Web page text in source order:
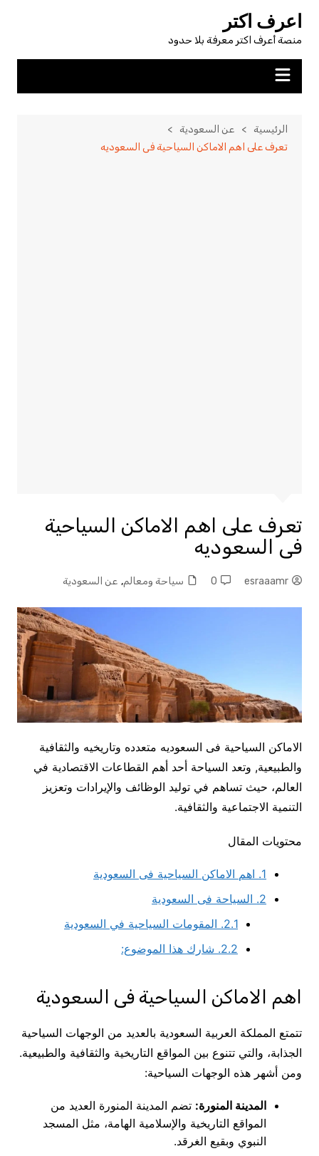
المحتوى
اعرف اكتر
منصة أعرف اكتر معرفة بلا حدود
الرئيسية
عن السعودية
تعرف على اهم الاماكن السياحية فى السعوديه
تعرف على اهم الاماكن السياحية
فى السعوديه
esraaamr
0 سياحة ومعالم, عن السعودية
الاماكن السياحية فى السعوديه متعدده وتاريخيه والثقافية
والطبيعية, وتعد السياحة أحد أهم القطاعات الاقتصادية في
العالم، حيث تساهم في توليد الوظائف والإيرادات وتعزيز
التنمية الاجتماعية والثقافية.
محتويات المقال
1. اهم الاماكن السياحية فى السعودية
2. السياحة فى السعودية
2.1. المقومات السياحية في السعودية
2.2. شارك هذا الموضوع:
اهم الاماكن السياحية فى السعودية
تتمتع المملكة العربية السعودية بالعديد من الوجهات السياحية
الجذابة، والتي تتنوع بين المواقع التاريخية والثقافية والطبيعية.
ومن أشهر هذه الوجهات السياحية:
المدينة المنورة: تضم المدينة المنورة العديد من
المواقع التاريخية والإسلامية الهامة، مثل المسجد
النبوي وبقيع الغرقد.